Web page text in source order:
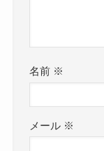
名前 ※
メール ※